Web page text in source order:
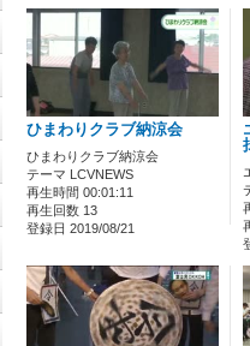
ひまわりクラブ納涼会
ひまわりクラブ納涼会
テーマ LCVNEWS
再生時間 00:01:11
再生回数 13
登録日 2019/08/21